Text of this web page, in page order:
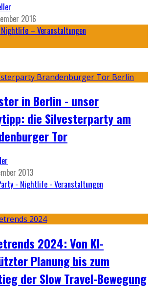
2016
– Veranstaltungen
in Berlin - unser
die Silvesterparty am
Tor
2013
- Nightlife - Veranstaltungen
2024: Von KI-
Planung bis zum
der Slow Travel-Bewegung